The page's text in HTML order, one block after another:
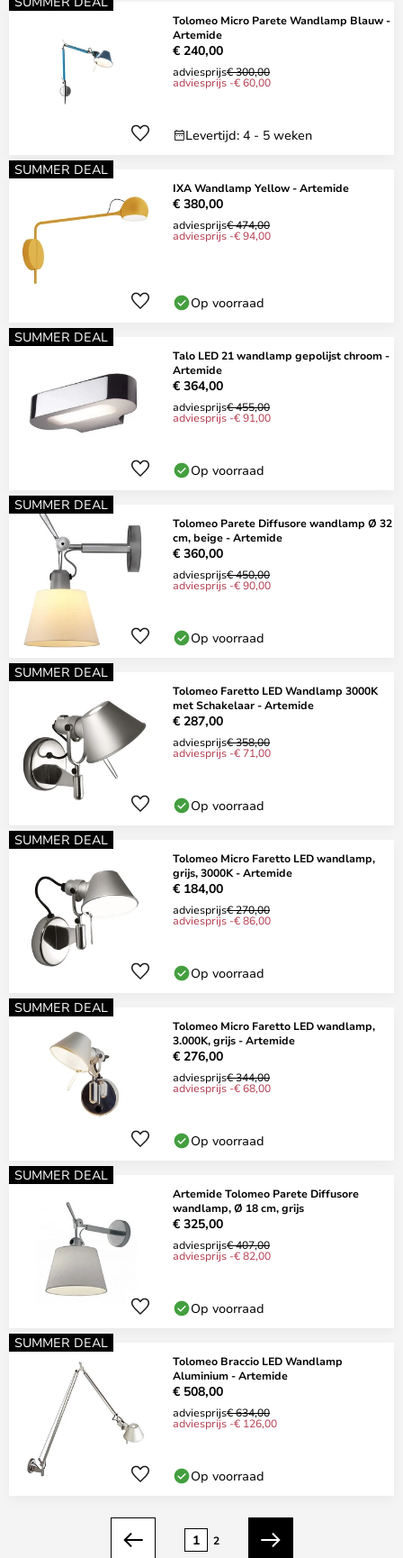
Tolomeo Micro Parete Wandlamp Blauw -
Artemide
€ 240,00
adviesprijs€ 300,00
adviesprijs -€ 60,00
Levertijd: 4 - 5 weken
SUMMER DEAL
IXA Wandlamp Yellow - Artemide
€ 380,00
adviesprijs€ 474,00
adviesprijs -€ 94,00
Op voorraad
SUMMER DEAL
Talo LED 21 wandlamp gepolijst chroom -
Artemide
€ 364,00
adviesprijs€ 455,00
adviesprijs -€ 91,00
Op voorraad
SUMMER DEAL
Tolomeo Parete Diffusore wandlamp Ø 32
cm, beige - Artemide
€ 360,00
adviesprijs€ 450,00
adviesprijs -€ 90,00
Op voorraad
SUMMER DEAL
Tolomeo Faretto LED Wandlamp 3000K
met Schakelaar - Artemide
€ 287,00
adviesprijs€ 358,00
adviesprijs -€ 71,00
Op voorraad
SUMMER DEAL
Tolomeo Micro Faretto LED wandlamp,
grijs, 3000K - Artemide
€ 184,00
adviesprijs€ 270,00
adviesprijs -€ 86,00
Op voorraad
SUMMER DEAL
Tolomeo Micro Faretto LED wandlamp,
3.000K, grijs - Artemide
€ 276,00
adviesprijs€ 344,00
adviesprijs -€ 68,00
Op voorraad
SUMMER DEAL
Artemide Tolomeo Parete Diffusore
wandlamp, Ø 18 cm, grijs
€ 325,00
adviesprijs€ 407,00
adviesprijs -€ 82,00
Op voorraad
SUMMER DEAL
Tolomeo Braccio LED Wandlamp
Aluminium - Artemide
€ 508,00
adviesprijs€ 634,00
adviesprijs -€ 126,00
Op voorraad
Vorige
1 2
Volgende